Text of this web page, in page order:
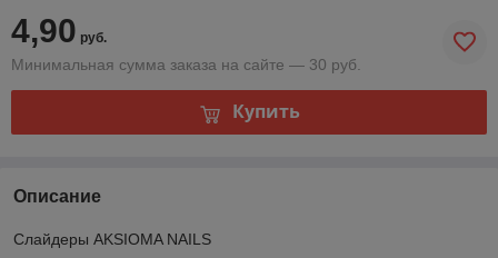
4,90 руб.
Минимальная сумма заказа на сайте — 30 руб.
Купить
Описание
Слайдеры AKSIOMA NAILS